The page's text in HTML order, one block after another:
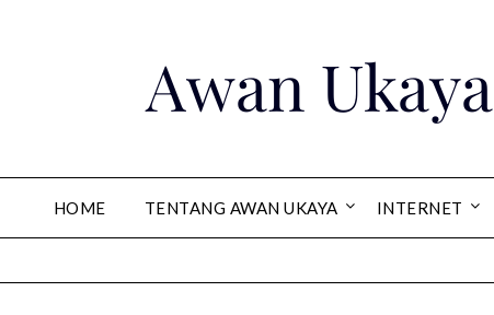
Awan Ukaya
HOME TENTANG AWAN UKAYA INTERNET